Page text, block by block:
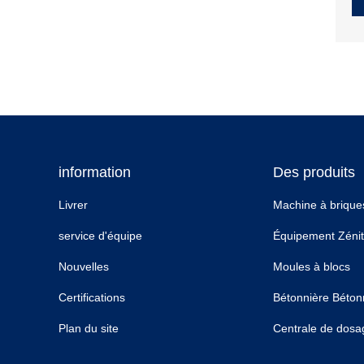
information
Livrer
service d'équipe
Nouvelles
Certifications
Plan du site
Des produits
Machine à
Équipement
Moules à blocs
Bétonnière
Centrale de